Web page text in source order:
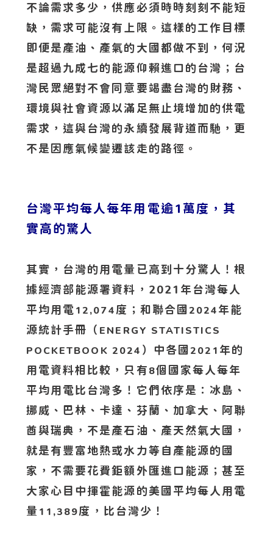
不論需求多少，供應必須時時刻刻不能短
缺，需求可能沒有上限。這樣的工作目標
即便是產油、產氣的大國都做不到，何況
是超過九成七的能源仰賴進口的台灣；台
灣民眾絕對不會同意要竭盡台灣的財務、
環境與社會資源以滿足無止境增加的供電
需求，這與台灣的永續發展背道而馳，更
不是因應氣候變遷該走的路徑。
台灣平均每人每年用電逾1萬度，其
實高的驚人
其實，台灣的用電量已高到十分驚人！根
據經濟部能源署資料，2021年台灣每人
平均用電 12,074 度；和聯合國2024 年能
源統計手冊（ ENERGY STATISTICS
POCKETBOOK 2024 ）中各國2021 年的
用電資料相比較，只有 8個國家每人每年
平均用電比台灣多！它們依序是：冰島、
挪威、巴林、卡達、芬蘭、加拿大、阿聯
酋與瑞典，不是產石油、產天然氣大國，
就是有豐富地熱或水力等自產能源的國
家，不需要花費鉅額外匯進口能源；甚至
大家心目中揮霍能源的美國平均每人用電
量 11,389度，比台灣少！